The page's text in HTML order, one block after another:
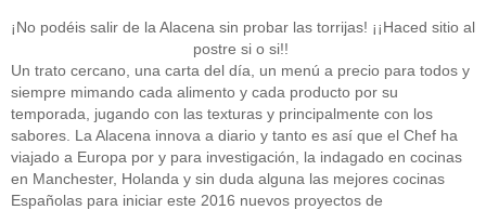
¡No podéis salir de la Alacena sin probar las torrijas! ¡¡Haced sitio al
postre si o si!!
Un trato cercano, una carta del día, un menú a precio para todos y
siempre mimando cada alimento y cada producto por su
temporada, jugando con las texturas y principalmente con los
sabores. La Alacena innova a diario y tanto es así que el Chef ha
viajado a Europa por y para investigación, la indagado en cocinas
en Manchester, Holanda y sin duda alguna las mejores cocinas
Españolas para iniciar este 2016 nuevos proyectos de